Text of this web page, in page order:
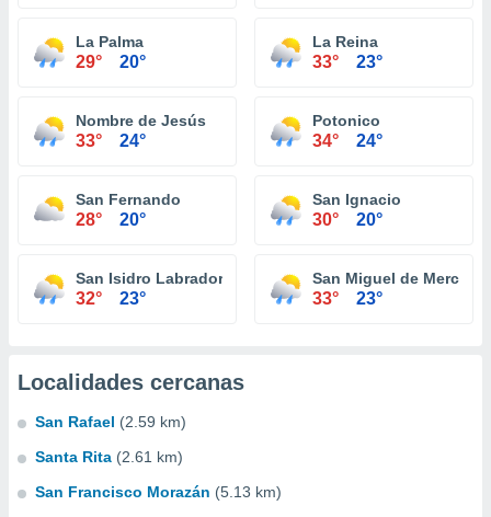
La Palma
29° 20°
La Reina
33° 23°
Nombre de Jesús
33° 24°
Potonico
34° 24°
San Fernando
28° 20°
San Ignacio
30° 20°
San Isidro Labrador
32° 23°
San Miguel de
33° 23°
Localidades cercanas
San Rafael (2.59 km)
Santa Rita (2.61 km)
San Francisco Morazán (5.13 km)